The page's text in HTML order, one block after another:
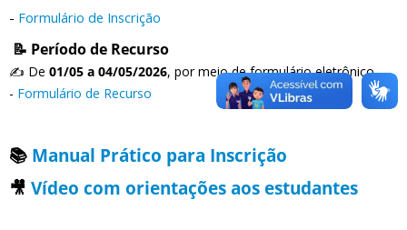
- Formulário de Inscrição
📝 Período de Recurso
✍️ De 01/05 a 04/05/2026, por meio de formulário eletrônico.
- Formulário de Recurso
📚 Manual Prático para Inscrição
🎥 Vídeo com orientações aos estudantes